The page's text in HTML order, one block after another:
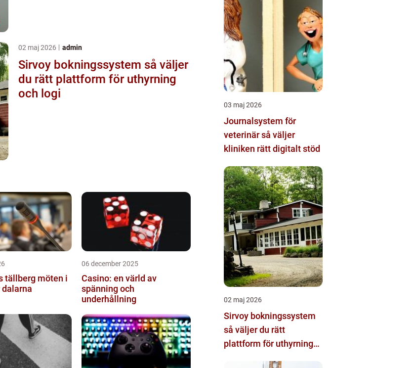
02 maj 2026 admin
Sirvoy bokningssystem så väljer
du rätt plattform för uthyrning
och logi
möten i
dalarna
06 december 2025
Casino: en värld av
spänning och
underhållning
03 maj 2026
Journalsystem för
veterinär så väljer
kliniken rätt digitalt stöd
02 maj 2026
Sirvoy bokningssystem
så väljer du rätt
plattform för uthyrning